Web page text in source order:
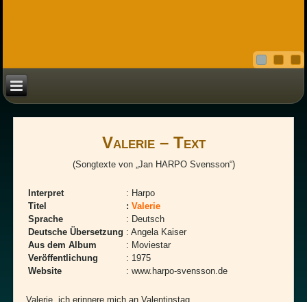
Valerie – Text
(Songtexte von „Jan HARPO Svensson“)
Interpret
: Harpo
Titel
:Valerie
Sprache
: Deutsch
Deutsche Übersetzung : Angela Kaiser
Aus dem Album
: Moviestar
Veröffentlichung
: 1975
Website
: www.harpo-svensson.de
.
Valerie, ich erinnere mich an Valentinstag,